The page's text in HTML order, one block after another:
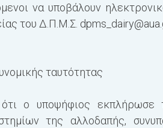
να υποβάλουν ηλεκτρονικ
του Δ.Π.Μ.Σ.
ταυτότητας
ο υποψήφιος εκπλήρωσε
της αλλοδαπής,